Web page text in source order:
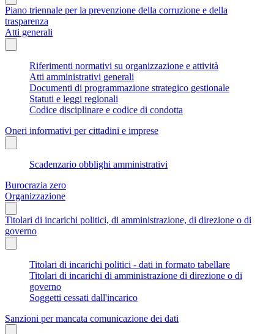
Piano triennale per la prevenzione della corruzione e della
trasparenza
Atti generali
Riferimenti normativi su organizzazione e attività
Atti amministrativi generali
Documenti di programmazione strategico gestionale
Statuti e leggi regionali
Codice disciplinare e codice di condotta
Oneri informativi per cittadini e imprese
Scadenzario obblighi amministrativi
Burocrazia zero
Organizzazione
Titolari di incarichi politici, di amministrazione, di direzione o di
governo
Titolari di incarichi politici - dati in formato tabellare
Titolari di incarichi di amministrazione di direzione o di
governo
Soggetti cessati dall'incarico
Sanzioni per mancata comunicazione dei dati